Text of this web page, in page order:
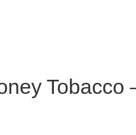
Tobacco